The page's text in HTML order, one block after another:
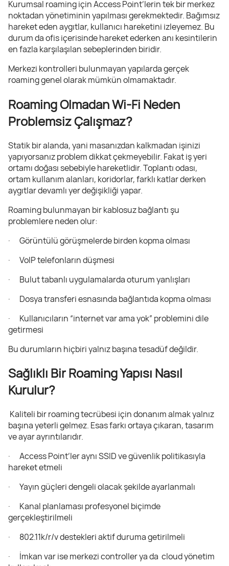
Kurumsal roaming için Access Point’lerin tek bir merkez
noktadan yönetiminin yapılması gerekmektedir. Bağımsız
hareket eden aygıtlar, kullanıcı hareketini izleyemez. Bu
durum da ofis içerisinde hareket ederken anı kesintilerin
en fazla karşılaşılan sebeplerinden biridir.
Merkezi kontrolleri bulunmayan yapılarda gerçek
roaming genel olarak mümkün olmamaktadır.
Roaming Olmadan Wi-Fi Neden
Problemsiz Çalışmaz?
Statik bir alanda, yani masanızdan kalkmadan işinizi
yapıyorsanız problem dikkat çekmeyebilir. Fakat iş yeri
ortamı doğası sebebiyle hareketlidir. Toplantı odası,
ortam kullanım alanları, koridorlar, farklı katlar derken
aygıtlar devamlı yer değişikliği yapar.
Roaming bulunmayan bir kablosuz bağlantı şu
problemlere neden olur:
· Görüntülü görüşmelerde birden kopma olması
· VoIP telefonların düşmesi
· Bulut tabanlı uygulamalarda oturum yanlışları
· Dosya transferi esnasında bağlantıda kopma olması
· Kullanıcıların “internet var ama yok” problemini dile
getirmesi
Bu durumların hiçbiri yalnız başına tesadüf değildir.
Sağlıklı Bir Roaming Yapısı Nasıl
Kurulur?
Kaliteli bir roaming tecrübesi için donanım almak yalnız
başına yeterli gelmez. Esas farkı ortaya çıkaran, tasarım
ve ayar ayrıntılarıdır.
· Access Point’ler aynı SSID ve güvenlik politikasıyla
hareket etmeli
· Yayın güçleri dengeli olacak şekilde ayarlanmalı
· Kanal planlaması profesyonel biçimde
gerçekleştirilmeli
· 802.11k/r/v destekleri aktif duruma getirilmeli
· İmkan var ise merkezi controller ya da cloud yönetim